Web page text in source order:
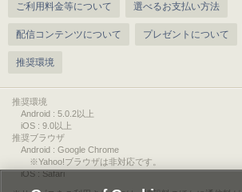
ご利用料金等について 選べるお支払い方法
配信コンテンツについて プレゼントについて
推奨環境
推奨環境
Android : 5.0.2以上
iOS : 9.0以上
推奨ブラウザ
Android : Google Chrome
※Yahoo!ブラウザは非対応です。
iOS : Safari